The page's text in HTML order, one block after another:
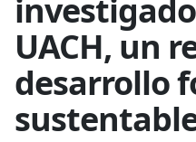
UACH, un
desarrollo